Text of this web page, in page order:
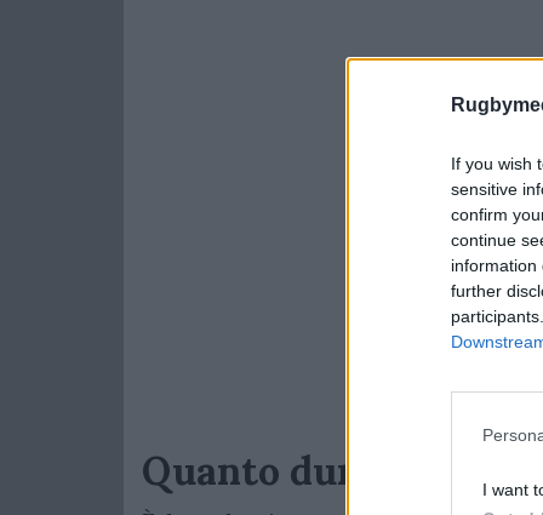
If you wish
sensitive
confirm
continue
information
further
I want
Quanto durerà